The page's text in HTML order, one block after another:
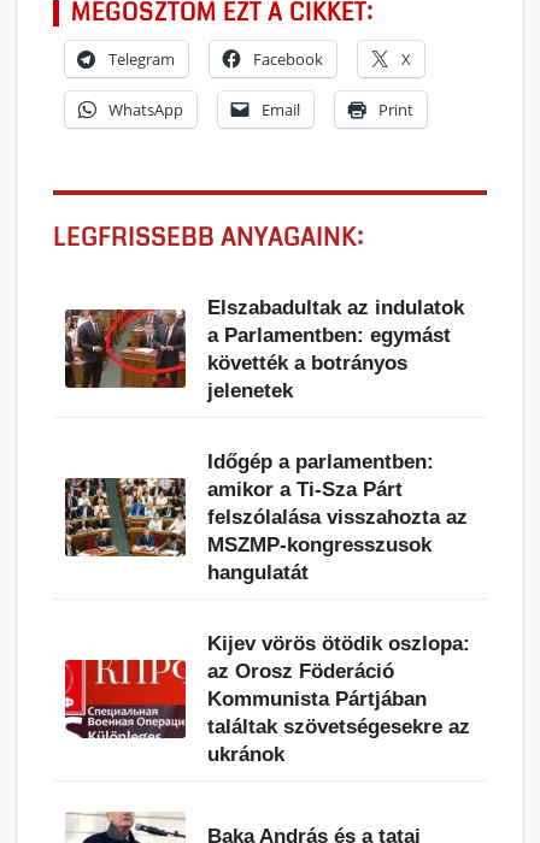
MEGOSZTOM EZT A CIKKET:
Telegram Facebook X
WhatsApp Email Print
LEGFRISSEBB ANYAGAINK:
Elszabadultak az indulatok
a Parlamentben: egymást
követték a botrányos
jelenetek
Időgép a parlamentben:
amikor a Ti-Sza Párt
felszólalása visszahozta az
MSZMP-kongresszusok
hangulatát
Kijev vörös ötödik oszlopa:
az Orosz Föderáció
Kommunista Pártjában
találtak szövetségesekre az
ukránok
Baka András és a tatai